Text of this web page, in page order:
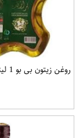
روغن زیتون بی بو 1 لیتری برازنده